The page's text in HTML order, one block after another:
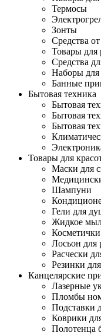
Термосы
Зонты
Средства
Товары для
Средства
Наборы для
Банные
Бытовая техника
Бытовая
Бытовая
Бытовая
Товары для
Маски для
Шампуни
Гели для
Жидкое
Косметички
Лосьон для
Расчески
Резинки
Канцелярские
Лазерные
Пломбы
Подставки
Коврики
Полотенца